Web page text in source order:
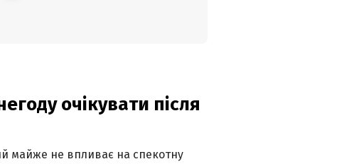
очікувати після
майже не впливає на спекотну